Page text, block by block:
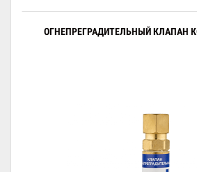
ОГНЕПРЕГРАДИТЕЛЬНЫЙ КЛАПАН